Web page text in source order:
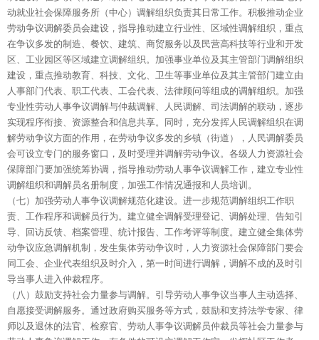
动就业社会保障服务所（中心）调解组织负责其日常工作。积极推动企业
劳动争议调解委员会建设，指导推动建立行业性、区域性调解组织，重点
在争议多发的制造、餐饮、建筑、商贸服务以及民营高科技等行业和开发
区、工业园区等区域建立调解组织。加强事业单位及其主管部门调解组织
建设，重点推动教育、科技、文化、卫生等事业单位及其主管部门建立由
人事部门代表、职工代表、工会代表、法律顾问等组成的调解组织。加强
专业性劳动人事争议调解与仲裁调解、人民调解、司法调解的联动，逐步
实现程序衔接、资源整合和信息共享。同时，充分发挥人民调解组织在调
解劳动争议方面的作用，在劳动争议多发的乡镇（街道），人民调解委员
会可设立专门的服务窗口，及时受理并调解劳动争议。各级人力资源社会
保障部门要加强统筹协调，指导推动劳动人事争议调解工作，建立专业性
调解组织和调解员名册制度，加强工作情况通报和人员培训。
（七）加强劳动人事争议调解规范化建设。进一步规范调解组织工作职
责、工作程序和调解员行为。建立健全调解受理登记、调解处理、告知引
导、回访反馈、档案管理、统计报告、工作考评等制度。建立健全集体劳
动争议应急调解机制，发生集体劳动争议时，人力资源社会保障部门要会
同工会、企业代表组织及时介入，第一时间进行调解，调解不成的及时引
导当事人进入仲裁程序。
（八）鼓励支持社会力量参与调解。引导劳动人事争议当事人主动选择、
自愿接受调解服务。通过政府购买服务等方式，鼓励和支持法学专家、律
师以及退休的法官、检察官、劳动人事争议调解员仲裁员等社会力量参与